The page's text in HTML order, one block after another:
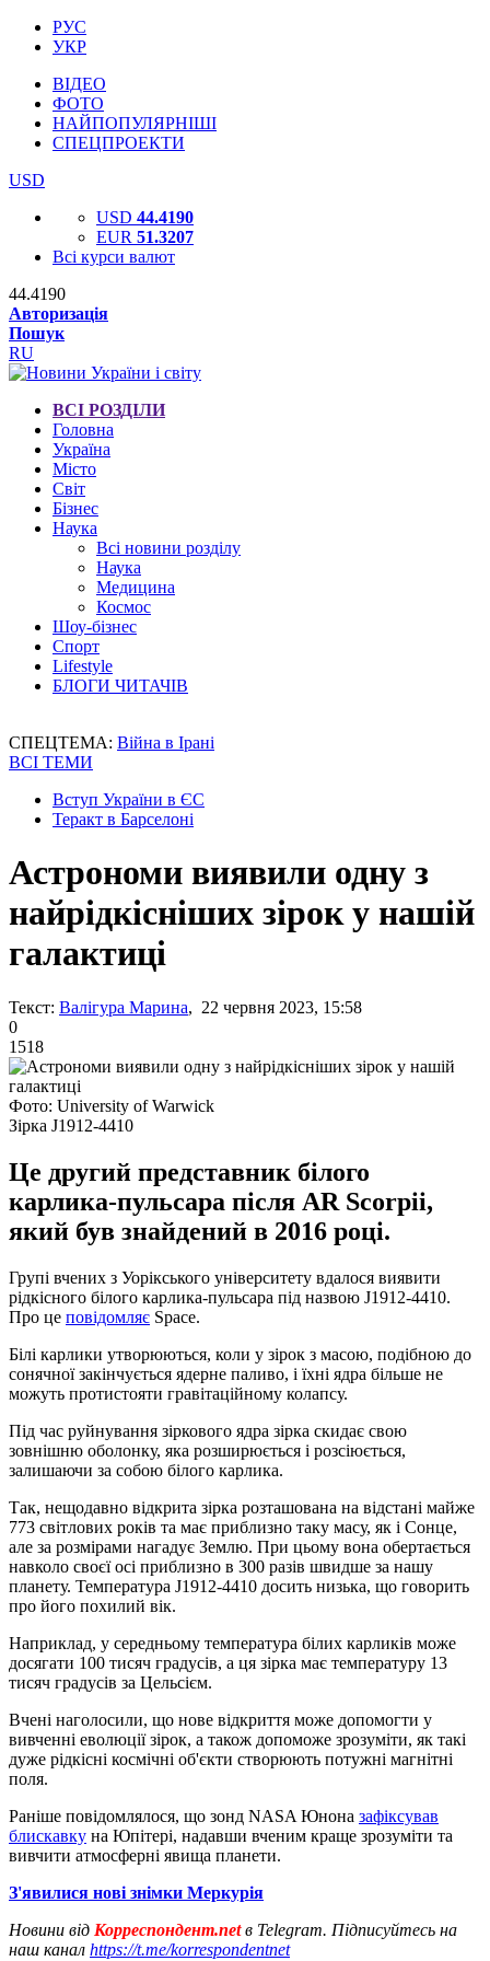
РУС
УКР
ВІДЕО
ФОТО
НАЙПОПУЛЯРНІШІ
СПЕЦПРОЕКТИ
USD
USD 44.4190
EUR 51.3207
Всі курси валют
44.4190
Авторизація
Пошук
RU
ВСІ РОЗДІЛИ
Головна
Україна
Місто
Світ
Бізнес
Наука
Всі новини розділу
Наука
Медицина
Космос
Шоу-бізнес
Спорт
Lifestyle
БЛОГИ ЧИТАЧІВ
СПЕЦТЕМА: Війна в Ірані
ВСІ ТЕМИ
Вступ України в ЄС
Теракт в Барселоні
Астрономи виявили одну з
найрідкісніших зірок у нашій
галактиці
Текст: Валігура Марина, 22 червня 2023, 15:58
0
1518
Фото: University of Warwick
Зірка J1912-4410
Це другий представник білого
карлика-пульсара після AR Scorpii,
який був знайдений в 2016 році.
Групі вчених з Уорікського університету вдалося виявити
рідкісного білого карлика-пульсара під назвою J1912-4410.
Про це повідомляє Space.
Білі карлики утворюються, коли у зірок з масою, подібною до
сонячної закінчується ядерне паливо, і їхні ядра більше не
можуть протистояти гравітаційному колапсу.
Під час руйнування зіркового ядра зірка скидає свою
зовнішню оболонку, яка розширюється і розсіюється,
залишаючи за собою білого карлика.
Так, нещодавно відкрита зірка розташована на відстані майже
773 світлових років та має приблизно таку масу, як і Сонце,
але за розмірами нагадує Землю. При цьому вона обертається
навколо своєї осі приблизно в 300 разів швидше за нашу
планету. Температура J1912-4410 досить низька, що говорить
про його похилий вік.
Наприклад, у середньому температура білих карликів може
досягати 100 тисяч градусів, а ця зірка має температуру 13
тисяч градусів за Цельсієм.
Вчені наголосили, що нове відкриття може допомогти у
вивченні еволюції зірок, а також допоможе зрозуміти, як такі
дуже рідкісні космічні об'єкти створюють потужні магнітні
поля.
Раніше повідомлялося, що зонд NASA Юнона зафіксував
блискавку на Юпітері, надавши вченим краще зрозуміти та
вивчити атмосферні явища планети.
З'явилися нові знімки Меркурія
Новини від Корреспондент.netв Telegram. Підписуйтесь на
наш канал https://t.me/korrespondentnet